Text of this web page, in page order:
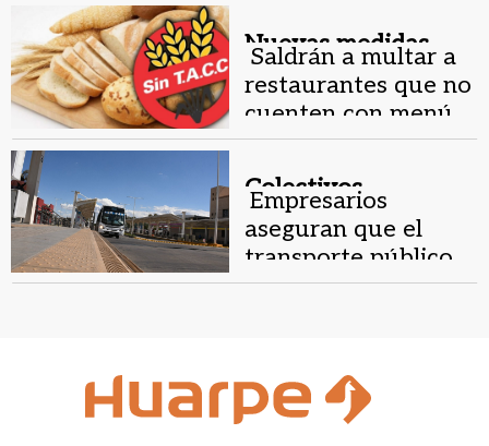
Nuevas medidas.
Saldrán a multar a
restaurantes que no
cuenten con menú
para celíacos
Colectivos .
Empresarios
aseguran que el
transporte público
necesita $3.204